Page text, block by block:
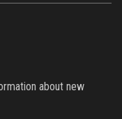
about new